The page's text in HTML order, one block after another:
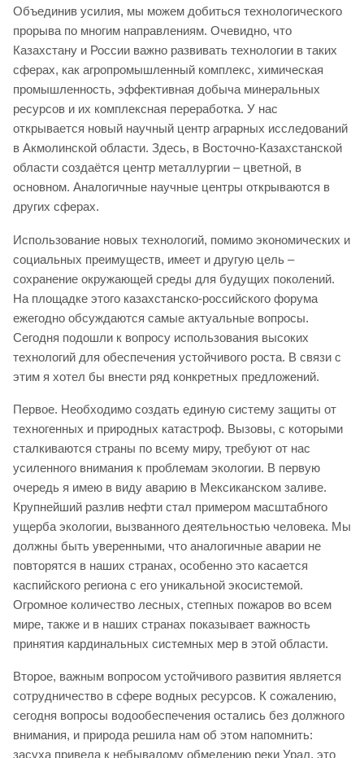
Объединив усилия, мы можем добиться технологического
прорыва по многим направлениям. Очевидно, что
Казахстану и России важно развивать технологии в таких
сферах, как агропромышленный комплекс, химическая
промышленность, эффективная добыча минеральных
ресурсов и их комплексная переработка. У нас
открывается новый научный центр аграрных исследований
в Акмолинской области. Здесь, в Восточно-Казахстанской
области создаётся центр металлургии – цветной, в
основном. Аналогичные научные центры открываются в
других сферах.
Использование новых технологий, помимо экономических и
социальных преимуществ, имеет и другую цель –
сохранение окружающей среды для будущих поколений.
На площадке этого казахстанско-российского форума
ежегодно обсуждаются самые актуальные вопросы.
Сегодня подошли к вопросу использования высоких
технологий для обеспечения устойчивого роста. В связи с
этим я хотел бы внести ряд конкретных предложений.
Первое. Необходимо создать единую систему защиты от
техногенных и природных катастроф. Вызовы, с которыми
сталкиваются страны по всему миру, требуют от нас
усиленного внимания к проблемам экологии. В первую
очередь я имею в виду аварию в Мексиканском заливе.
Крупнейший разлив нефти стал примером масштабного
ущерба экологии, вызванного деятельностью человека. Мы
должны быть уверенными, что аналогичные аварии не
повторятся в наших странах, особенно это касается
каспийского региона с его уникальной экосистемой.
Огромное количество лесных, степных пожаров во всем
мире, также и в наших странах показывает важность
принятия кардинальных системных мер в этой области.
Второе, важным вопросом устойчивого развития является
сотрудничество в сфере водных ресурсов. К сожалению,
сегодня вопросы водообеспечения остались без должного
внимания, и природа решила нам об этом напомнить:
засуха привела к небывалому обмелению реки Урал, это